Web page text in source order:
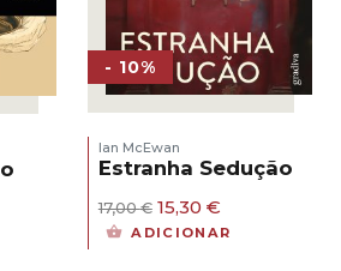
- 10%
Ian McEwan
Estranha Sedução
17,00€ O
preço
15,30 €O
preço
ADICIONAR